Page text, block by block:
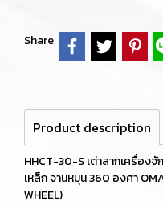
Share
Product description
HHCT-30-S เต่าลากเครื่อง
เหล็ก จานหมุน 360 องศา
WHEEL)